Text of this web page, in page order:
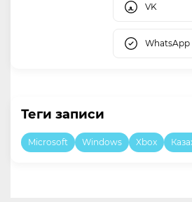
VK
WhatsApp
Теги записи
Microsoft Windows Xbox